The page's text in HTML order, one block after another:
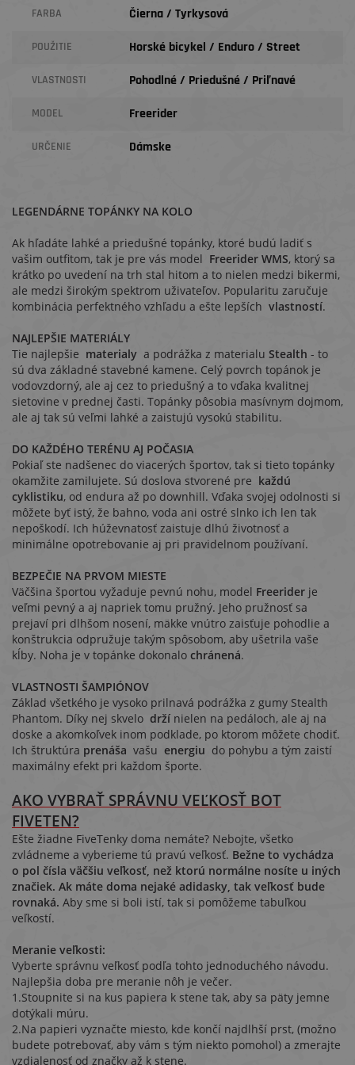
FARBA Čierna / Tyrkysová
POUŽITIE Horské bicykel / Enduro / Street
VLASTNOSTI Pohodlné / Priedušné / Priľnavé
MODEL Freerider
URČENIE Dámske
LEGENDÁRNE TOPÁNKY NA KOLO
Ak hľadáte lahké a priedušné topánky, ktoré budú ladiť s
vašim outfitom, tak je pre vás model Freerider WMS, ktorý sa
krátko po uvedení na trh stal hitom a to nielen medzi bikermi,
ale medzi širokým spektrom uživateľov. Popularitu zaručuje
kombinácia perfektného vzhľadu a ešte lepších vlastností.
NAJLEPŠIE MATERIÁLY
Tie najlepšie materialy a podrážka z materialu Stealth - to
sú dva základné stavebné kamene. Celý povrch topánok je
vodovzdorný, ale aj cez to priedušný a to vďaka kvalitnej
sietovine v prednej časti. Topánky pôsobia masívnym dojmom,
ale aj tak sú veľmi lahké a zaistujú vysokú stabilitu.
DO KAŽDÉHO TERÉNU AJ POČASIA
Pokiaľ ste nadšenec do viacerých športov, tak si tieto topánky
okamžite zamilujete. Sú doslova stvorené pre každú
cyklistiku, od endura až po downhill. Vďaka svojej odolnosti si
môžete byť istý, že bahno, voda ani ostré slnko ich len tak
nepoškodí. Ich húževnatosť zaistuje dlhú životnosť a
minimálne opotrebovanie aj pri pravidelnom používaní.
BEZPEČIE NA PRVOM MIESTE
Väčšina športou vyžaduje pevnú nohu, model Freerider je
veľmi pevný a aj napriek tomu pružný. Jeho pružnosť sa
prejaví pri dlhšom nosení, mäkke vnútro zaisťuje pohodlie a
konštrukcia odpružuje takým spôsobom, aby ušetrila vaše
kĺby. Noha je v topánke dokonalo chránená.
VLASTNOSTI ŠAMPIÓNOV
Základ všetkého je vysoko prilnavá podrážka z gumy Stealth
Phantom. Díky nej skvelo drží nielen na pedáloch, ale aj na
doske a akomkoľvek inom podklade, po ktorom môžete chodiť.
Ich štruktúra prenáša vašu energiu do pohybu a tým zaistí
maximálny efekt pri každom športe.
AKO VYBRAŤ SPRÁVNU VEĽKOSŤ BOT
FIVETEN?
Ešte žiadne FiveTenky doma nemáte? Nebojte, všetko
zvládneme a vyberieme tú pravú veľkosť. Bežne to vychádza
o pol čísla väčšiu veľkosť, než ktorú normálne nosíte u iných
značiek. Ak máte doma nejaké adidasky, tak veľkosť bude
rovnaká. Aby sme si boli istí, tak si pomôžeme tabuľkou
veľkostí.
Meranie veľkosti:
Vyberte správnu veľkosť podľa tohto jednoduchého návodu.
Najlepšia doba pre meranie nôh je večer.
1.Stoupnite si na kus papiera k stene tak, aby sa päty jemne
dotýkali múru.
2.Na papieri vyznačte miesto, kde končí najdlhší prst, (možno
budete potrebovať, aby vám s tým niekto pomohol) a zmerajte
vzdialenosť od značky až k stene.